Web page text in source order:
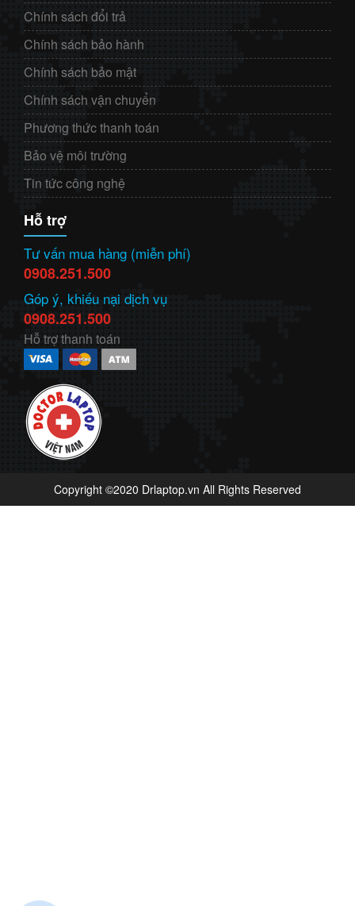
Chính sách đổi trả
Chính sách bảo hành
Chính sách bảo mật
Chính sách vận chuyển
Phương thức thanh toán
Bảo vệ môi trường
Tin tức công nghệ
Hỗ trợ
Tư vấn mua hàng (miễn phí)
0908.251.500
Góp ý, khiếu nại dịch vụ
0908.251.500
Hỗ trợ thanh toán
Copyright ©2020 Drlaptop.vn All Rights Reserved